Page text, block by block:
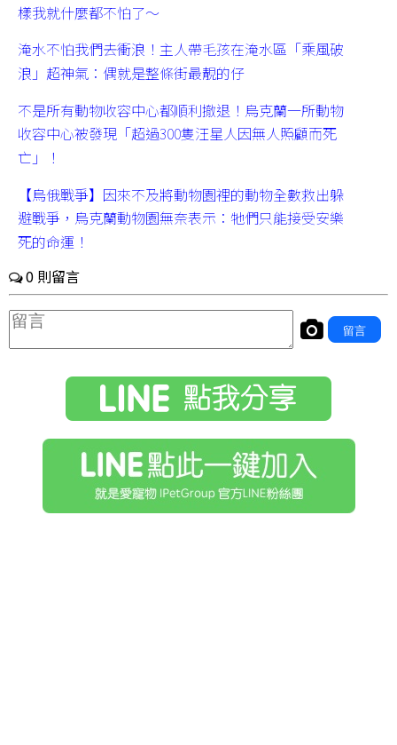
樣我就什麼都不怕了～
淹水不怕我們去衝浪！主人帶毛孩在淹水區「乘風破
浪」超神氣：偶就是整條街最靚的仔
不是所有動物收容中心都順利撤退！烏克蘭一所動物
收容中心被發現「超過300隻汪星人因無人照顧而死
亡」！
【烏俄戰爭】因來不及將動物園裡的動物全數救出躲
避戰爭，烏克蘭動物園無奈表示：牠們只能接受安樂
死的命運！